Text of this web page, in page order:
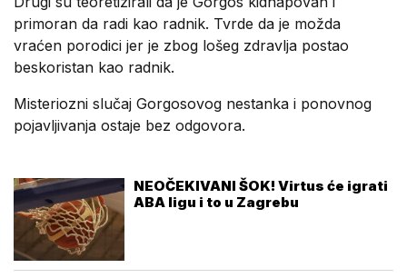
primoran da radi kao radnik. Tvrde da je možda
vraćen porodici jer je zbog lošeg zdravlja postao
beskoristan kao radnik.
Misteriozni slučaj Gorgosovog nestanka i ponovnog
pojavljivanja ostaje bez odgovora.
NEOČEKIVANI ŠOK! Virtus će igrati
ABA ligu i to u Zagrebu